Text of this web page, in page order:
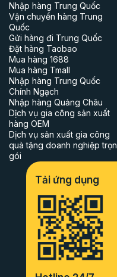
Nhập hàng Trung Quốc
Vận chuyển hàng Trung
Quốc
Gửi hàng đi Trung Quốc
Đặt hàng Taobao
Mua hàng 1688
Mua hàng Tmall
Nhập hàng Trung Quốc
Chính Ngạch
Nhập hàng Quảng Châu
Dịch vụ gia công sản xuất
hàng OEM
Dịch vụ sản xuất gia công
quà tặng doanh nghiệp trọn
gói
Tải ứng dụng